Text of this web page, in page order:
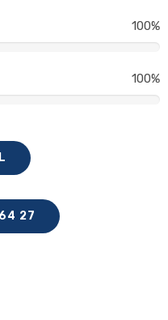
100%
100%
27